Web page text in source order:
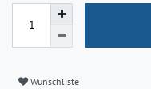
Wunschliste